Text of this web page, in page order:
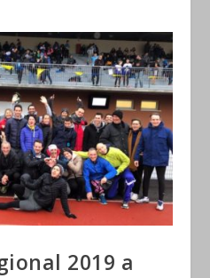
2019 a